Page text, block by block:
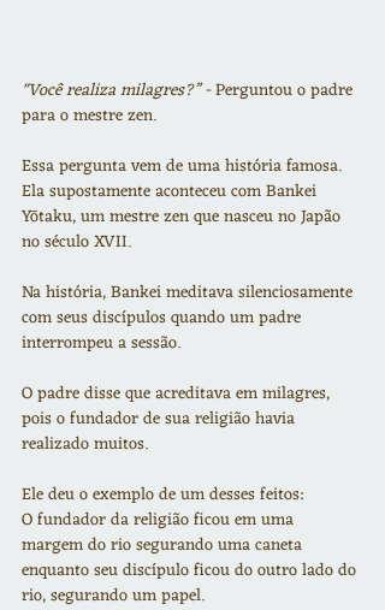
"Você realiza milagres?” - Perguntou o padre
para o mestre zen.
Essa pergunta vem de uma história famosa.
Ela supostamente aconteceu com Bankei
Yōtaku, um mestre zen que nasceu no Japão
no século XVII.
Na história, Bankei meditava silenciosamente
com seus discípulos quando um padre
interrompeu a sessão.
O padre disse que acreditava em milagres,
pois o fundador de sua religião havia
realizado muitos.
Ele deu o exemplo de um desses feitos:
O fundador da religião ficou em uma
margem do rio segurando uma caneta
enquanto seu discípulo ficou do outro lado do
rio, segurando um papel.